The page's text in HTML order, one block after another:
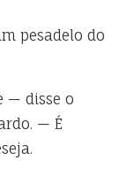
pesadelo do
— disse o
— É